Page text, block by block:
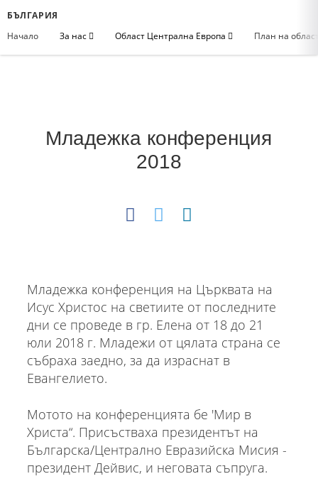
БЪЛГАРИЯ
Начало
За нас Област Централна Европа План на
Младежка конференция
2018
Младежка конференция на Църквата на
Исус Христос на светиите от последните
дни се проведе в гр. Елена от 18 до 21
юли 2018 г. Младежи от цялата страна се
събраха заедно, за да израснат в
Евангелието.
Мотото на конференцията бе 'Мир в
Христа“. Присъстваха президентът на
Българска/Централно Евразийска Мисия -
президент Дейвис, и неговата съпруга.